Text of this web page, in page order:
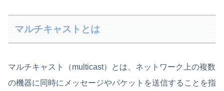
マルチキャストとは
マルチキャスト（multicast）とは、ネットワーク上の複数
の機器に同時にメッセージやパケットを送信することを指